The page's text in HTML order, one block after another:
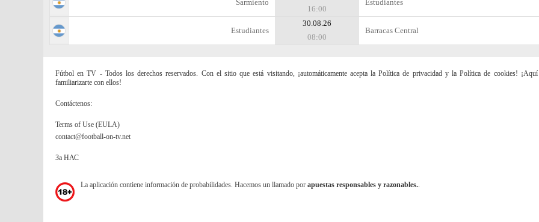
Sarmiento
16:00
Estudiantes
Estudiantes
30.08.26
08:00
Barracas Central
Fútbol en TV - Todos los derechos reservados. Con el sitio que está visitando, ¡automáticamente acepta la Política de privacidad y la Política de cookies! ¡Aquí
familiarizarte con ellos!
Contáctenos:
Terms of Use (EULA)
contact@football-on-tv.net
За НАС
La aplicación contiene información de probabilidades. Hacemos un llamado por apuestas responsables y razonables..